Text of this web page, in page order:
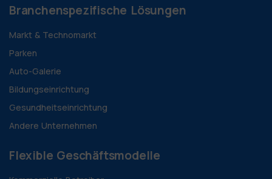
Branchenspezifische Lösungen
Markt & Technomarkt
Parken
Auto-Galerie
Bildungseinrichtung
Gesundheitseinrichtung
Andere Unternehmen
Flexible Geschäftsmodelle